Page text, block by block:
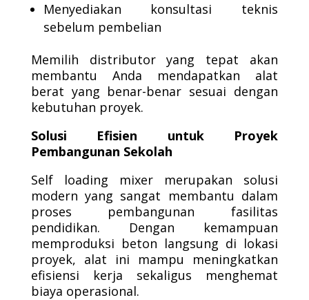
Menyediakan konsultasi teknis
sebelum pembelian
Memilih distributor yang tepat akan
membantu Anda mendapatkan alat
berat yang benar-benar sesuai dengan
kebutuhan proyek.
Solusi Efisien untuk Proyek
Pembangunan Sekolah
Self loading mixer merupakan solusi
modern yang sangat membantu dalam
proses pembangunan fasilitas
pendidikan. Dengan kemampuan
memproduksi beton langsung di lokasi
proyek, alat ini mampu meningkatkan
efisiensi kerja sekaligus menghemat
biaya operasional.